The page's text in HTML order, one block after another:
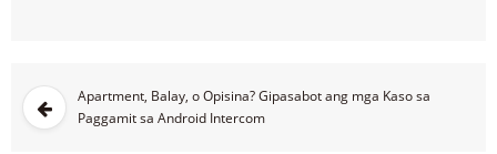
Apartment, Balay, o Opisina? Gipasabot ang mga Kaso sa
Paggamit sa Android Intercom